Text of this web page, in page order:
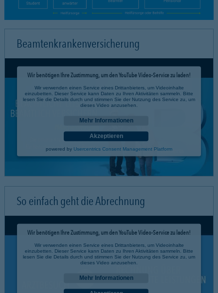
Beamtenkrankenversicherung
Wir benötigen Ihre Zustimmung, um den YouTube Video-Service zu laden!
Wir verwenden einen Service eines Drittanbieters, um Videoinhalte
einzubetten. Dieser Service kann Daten zu Ihren Aktivitäten sammeln. Bitte
lesen Sie die Details durch und stimmen Sie der Nutzung des Service zu, um
dieses Video anzusehen.
Mehr Informationen
Akzeptieren
powered by Usercentrics Consent Management Platform
So einfach geht die Abrechnung
Wir benötigen Ihre Zustimmung, um den YouTube Video-Service zu laden!
Wir verwenden einen Service eines Drittanbieters, um Videoinhalte
einzubetten. Dieser Service kann Daten zu Ihren Aktivitäten sammeln. Bitte
lesen Sie die Details durch und stimmen Sie der Nutzung des Service zu, um
dieses Video anzusehen.
Mehr Informationen